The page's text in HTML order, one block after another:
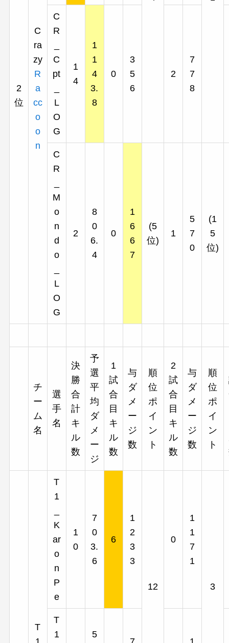
2
位
C
ra
zy
R
a
cc
o
o
n
C
R
C
pt
L
O
G
1
4
1
1
4
3.
8
0
3
5
6
2
7
7
8
C
R
M
o
n
d
o
L
O
G
2
8
0
6.
4
0
1
6
6
7
(5
位)
1
5
7
0
(1
5
位)
チ
ー
ム
名
選
手
名
決
勝
合
計
キ
ル
数
予
選
平
均
ダ
メ
ー
ジ
1
試
合
目
キ
ル
数
与
ダ
メ
ー
ジ
数
順
位
ポ
イ
ン
ト
2
試
合
目
キ
ル
数
与
ダ
メ
ー
ジ
数
順
位
ポ
イ
ン
ト
T
T
1
K
ar
o
n
P
e
1
0
7
0
3.
6
6
1
2
3
3
12
0
1
1
7
1
3
T
1
5